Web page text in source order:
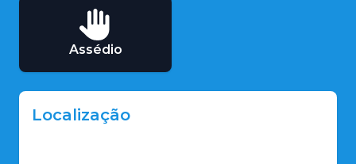
Assédio
Localização